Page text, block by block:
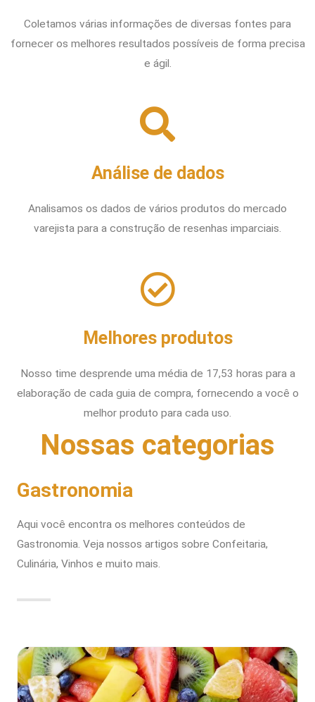
Coletamos várias informações de diversas fontes para
fornecer os melhores resultados possíveis de forma precisa
e ágil.
Análise de dados
Analisamos os dados de vários produtos do mercado
varejista para a construção de resenhas imparciais.
Melhores produtos
Nosso time desprende uma média de 17,53 horas para a
elaboração de cada guia de compra, fornecendo a você o
melhor produto para cada uso.
Nossas categorias
Gastronomia
Aqui você encontra os melhores conteúdos de
Gastronomia. Veja nossos artigos sobre Confeitaria,
Culinária, Vinhos e muito mais.